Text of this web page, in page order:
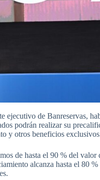
ejecutivo de Banreservas,
podrán realizar su
y otros beneficios
de hasta el 90 % del
alcanza hasta el 80